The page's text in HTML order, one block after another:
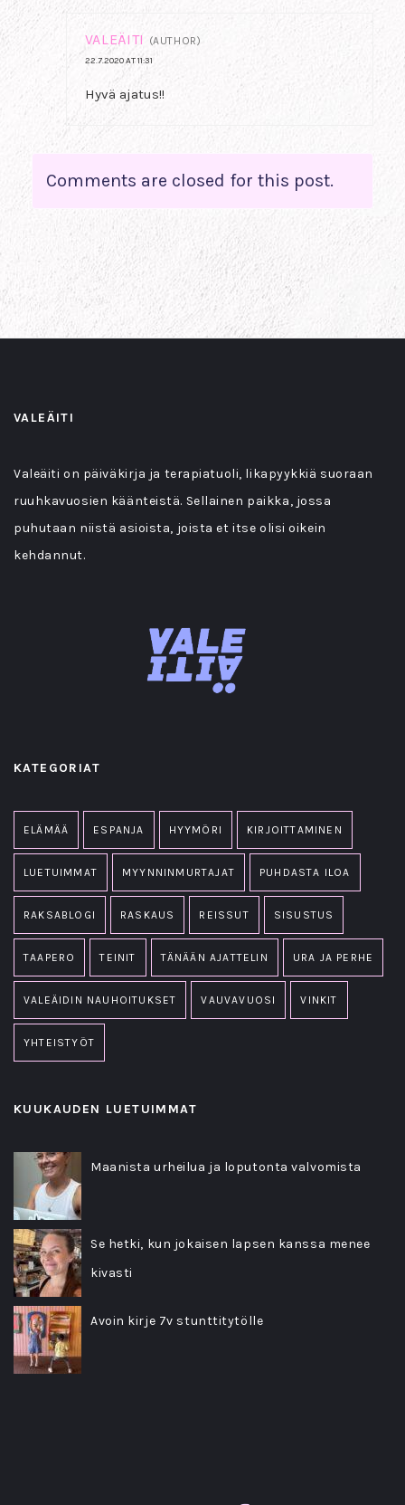
VALEÄITI (AUTHOR)
22.7.2020 AT 11:31
Hyvä ajatus!!
Comments are closed for this post.
VALEÄITI
Valeäiti on päiväkirja ja terapiatuoli, likapyykkiä suoraan
ruuhkavuosien käänteistä. Sellainen paikka, jossa
puhutaan niistä asioista, joista et itse olisi oikein
kehdannut.
KATEGORIAT
ELÄMÄÄ ESPANJA HYYMÖRI KIRJOITTAMINEN
LUETUIMMAT MYYNNINMURTAJAT PUHDASTA ILOA
RAKSABLOGI RASKAUS REISSUT SISUSTUS
TAAPERO TEINIT TÄNÄÄN AJATTELIN URA JA PERHE
VALEÄIDIN NAUHOITUKSET VAUVAVUOSI VINKIT
YHTEISTYÖT
KUUKAUDEN LUETUIMMAT
Maanista urheilua ja loputonta valvomista
Se hetki, kun jokaisen lapsen kanssa menee
kivasti
Avoin kirje 7v stunttitytölle